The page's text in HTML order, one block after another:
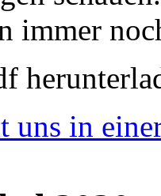
immer
uns in